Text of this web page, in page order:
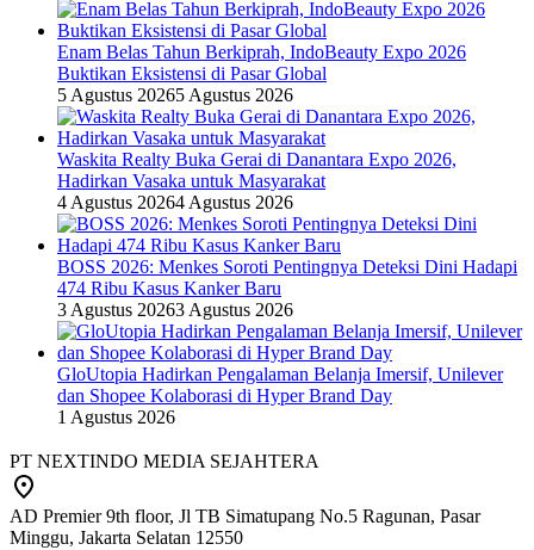
Enam Belas Tahun Berkiprah, IndoBeauty Expo 2026
Buktikan Eksistensi di Pasar Global
5 Agustus 20265 Agustus 2026
Waskita Realty Buka Gerai di Danantara Expo 2026,
Hadirkan Vasaka untuk Masyarakat
4 Agustus 20264 Agustus 2026
BOSS 2026: Menkes Soroti Pentingnya Deteksi Dini Hadapi
474 Ribu Kasus Kanker Baru
3 Agustus 20263 Agustus 2026
GloUtopia Hadirkan Pengalaman Belanja Imersif, Unilever
dan Shopee Kolaborasi di Hyper Brand Day
1 Agustus 2026
PT NEXTINDO MEDIA SEJAHTERA
AD Premier 9th floor, Jl TB Simatupang No.5 Ragunan, Pasar
Minggu, Jakarta Selatan 12550